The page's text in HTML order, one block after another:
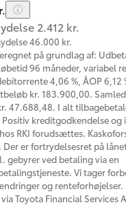
2.412 kr.
46.000 kr.
på grundlag af:
96 måneder, variabel
4,06 %, ÅOP 6,12
kr. 183.900,00.
47.688,48. I alt
kreditgodkendelse og
RKI forudsættes.
er fortrydelsesret på
gebyrer ved betaling via en
Vi tager
og renteforhøjelser.
Toyota Financial Services